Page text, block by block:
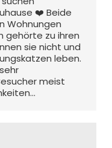
❤️ Beide
Wohnungen
gehörte zu ihren
sie nicht und
leben.
meist